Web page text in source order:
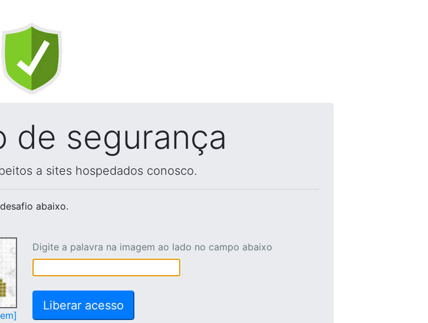
de segurança
a sites hospedados conosco.
abaixo.
Digite a palavra na imagem ao lado no campo abaixo